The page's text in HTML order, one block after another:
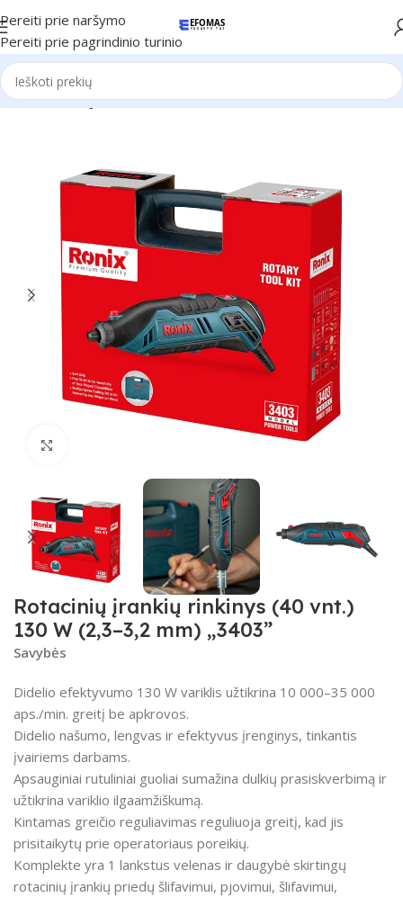
Pereiti prie naršymo
Pereiti prie pagrindinio turinio
Pradžia Naujienos
Rotacinių įrankių rinkinys (40 vnt.)
130 W (2,3–3,2 mm) „3403”
Savybės
Didelio efektyvumo 130 W variklis užtikrina 10 000–35 000
aps./min. greitį be apkrovos.
Didelio našumo, lengvas ir efektyvus įrenginys, tinkantis
įvairiems darbams.
Apsauginiai rutuliniai guoliai sumažina dulkių prasiskverbimą ir
užtikrina variklio ilgaamžiškumą.
Kintamas greičio reguliavimas reguliuoja greitį, kad jis
prisitaikytų prie operatoriaus poreikių.
Komplekte yra 1 lankstus velenas ir daugybė skirtingų
rotacinių įrankių priedų šlifavimui, pjovimui, šlifavimui,